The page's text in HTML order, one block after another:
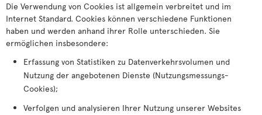
Die Verwendung von Cookies ist allgemein verbreitet und im
Internet Standard. Cookies können verschiedene Funktionen
haben und werden anhand ihrer Rolle unterschieden. Sie
ermöglichen insbesondere:
Erfassung von Statistiken zu Datenverkehrsvolumen und
Nutzung der angebotenen Dienste (Nutzungsmessungs-
Cookies);
Verfolgen und analysieren Ihrer Nutzung unserer Websites